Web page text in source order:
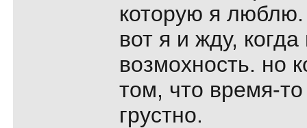
котоpую я люблю.
вот я и жду,
возмохность. но
том, что вpемя-то
гpустно.